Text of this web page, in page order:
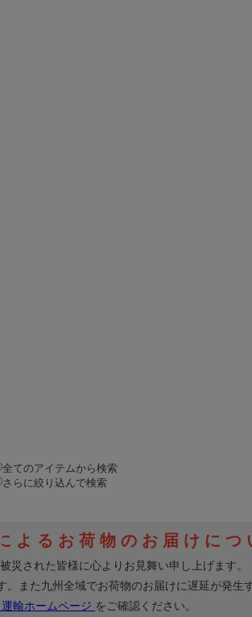
全てのアイテムから検索
さらに絞り込んで検索